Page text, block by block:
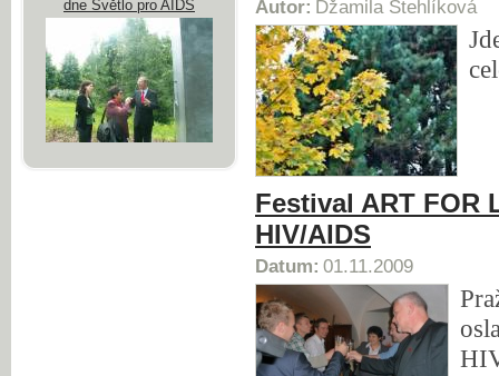
Autor: Džamila Stehlíková
Festival ART FOR
HIV/AIDS
Datum: 01.11.2009
dne Světlo pro AIDS